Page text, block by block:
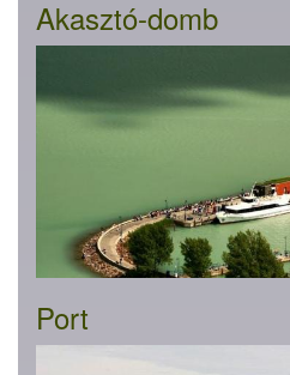
Akasztó-domb
Port